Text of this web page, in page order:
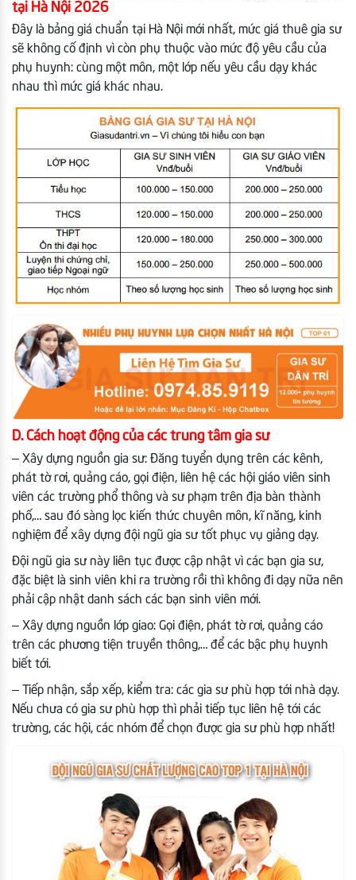
tại Hà Nội 2026
Đây là bảng giá chuẩn tại Hà Nội mới nhất, mức giá thuê gia sư
sẽ không cố định vì còn phụ thuộc vào mức độ yêu cầu của
phụ huynh: cùng một môn, một lớp nếu yêu cầu dạy khác
nhau thì mức giá khác nhau.
D. Cách hoạt động của các trung tâm gia sư
– Xây dựng nguồn gia sư: Đăng tuyển dụng trên các kênh,
phát tờ rơi, quảng cáo, gọi điện, liên hệ các hội giáo viên sinh
viên các trường phổ thông và sư phạm trên địa bàn thành
phố,… sau đó sàng lọc kiến thức chuyên môn, kĩ năng, kinh
nghiệm để xây dựng đội ngũ gia sư tốt phục vụ giảng dạy.
Đội ngũ gia sư này liên tục được cập nhật vì các bạn gia sư,
đặc biệt là sinh viên khi ra trường rồi thì không đi dạy nữa nên
phải cập nhật danh sách các bạn sinh viên mới.
– Xây dựng nguồn lớp giao: Gọi điện, phát tờ rơi, quảng cáo
trên các phương tiện truyền thông,… để các bậc phụ huynh
biết tới.
– Tiếp nhận, sắp xếp, kiểm tra: các gia sư phù hợp tới nhà dạy.
Nếu chưa có gia sư phù hợp thì phải tiếp tục liên hệ tới các
trường, các hội, các nhóm để chọn được gia sư phù hợp nhất!